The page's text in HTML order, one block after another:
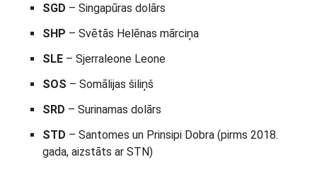
SGD – Singapūras dolārs
SHP – Svētās Helēnas mārciņa
SLE – Sjerraleone Leone
SOS – Somālijas šiliņš
SRD – Surinamas dolārs
STD – Santomes un Prinsipi Dobra (pirms 2018.
gada, aizstāts ar STN)